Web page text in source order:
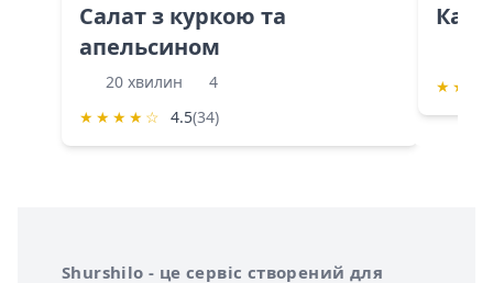
Салат з куркою та
апельсином
20 хвилин
4
★ ★ ★ ★ ☆ 4.5(34)
★ ★
Про сервіс Shurshilo
Shurshilo - це сервіс створений для